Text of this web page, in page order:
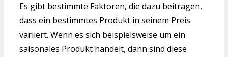
Es gibt bestimmte Faktoren, die dazu beitragen,
dass ein bestimmtes Produkt in seinem Preis
variiert. Wenn es sich beispielsweise um ein
saisonales Produkt handelt, dann sind diese